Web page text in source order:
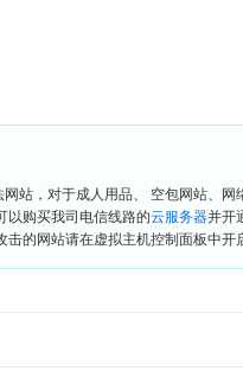
站，对于成人用品、 空包网站、
以购买我司电信线路的云服务器并开
的网站请在虚拟主机控制面板中开